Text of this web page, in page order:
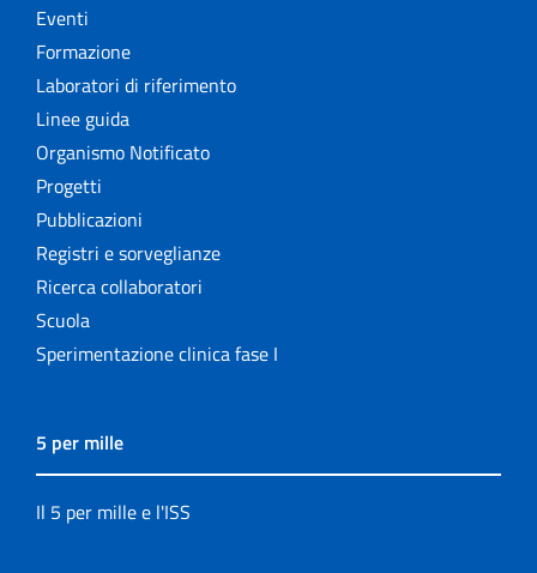
Eventi
Formazione
Laboratori di riferimento
Linee guida
Organismo Notificato
Progetti
Pubblicazioni
Registri e sorveglianze
Ricerca collaboratori
Scuola
Sperimentazione clinica fase I
5 per mille
Il 5 per mille e l'ISS